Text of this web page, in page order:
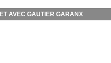
AVEC GAUTIER GARANX